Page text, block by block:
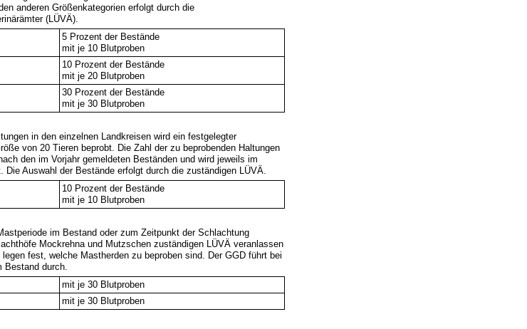
anderen Größenkategorien erfolgt durch die
(LÜVÄ).
5 Prozent der Bestände
mit je 10 Blutproben
10 Prozent der Bestände
mit je 20 Blutproben
30 Prozent der Bestände
mit je 30 Blutproben
in den einzelnen Landkreisen wird ein festgelegter
von 20 Tieren beprobt. Die Zahl der zu beprobenden Haltungen
den im Vorjahr gemeldeten Beständen und wird jeweils im
Die Auswahl der Bestände erfolgt durch die zuständigen LÜVÄ.
10 Prozent der Bestände
mit je 10 Blutproben
im Bestand oder zum Zeitpunkt der Schlachtung
Mockrehna und Mutzschen zuständigen LÜVÄ veranlassen
fest, welche Mastherden zu beproben sind. Der GGD führt bei
Bestand durch.
mit je 30 Blutproben
mit je 30 Blutproben